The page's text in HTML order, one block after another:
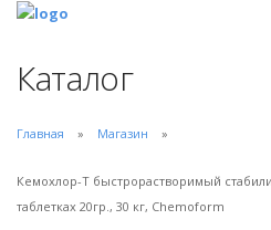
Каталог
Главная Магазин
Кемохлор-Т быстрорастворимый
таблетках 20гр., 30 кг, Chemoform